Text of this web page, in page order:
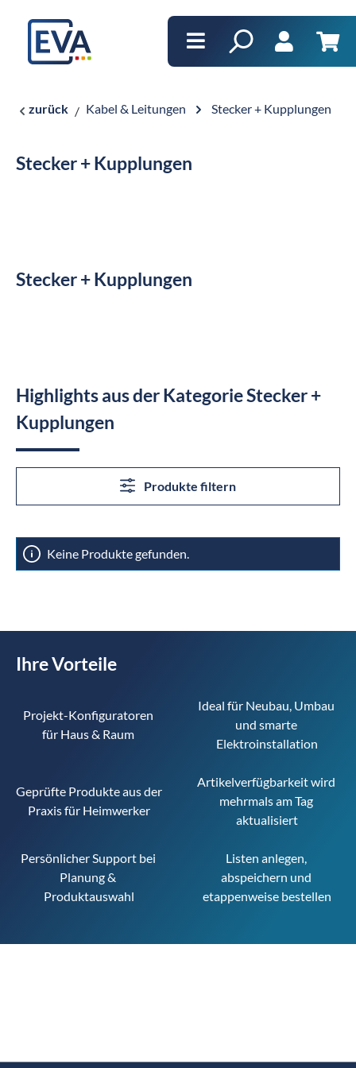
springen
zurück Kabel & Leitungen Stecker + Kupplungen
Stecker + Kupplungen
Stecker + Kupplungen
Highlights aus der Kategorie Stecker +
Kupplungen
Produkte filtern
Keine Produkte gefunden.
Ihre Vorteile
Projekt-Konfiguratoren
für Haus & Raum
Ideal für Neubau, Umbau
und smarte
Elektroinstallation
Geprüfte Produkte aus der
Praxis für Heimwerker
Artikelverfügbarkeit wird
mehrmals am Tag
aktualisiert
Persönlicher Support bei
Planung &
Produktauswahl
Listen anlegen,
abspeichern und
etappenweise bestellen